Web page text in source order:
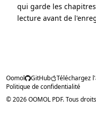
qui garde les
lecture avant de
Oomol GitHub Téléchargez
Politique de confidentialité
© 2026 OOMOL PDF. Tous